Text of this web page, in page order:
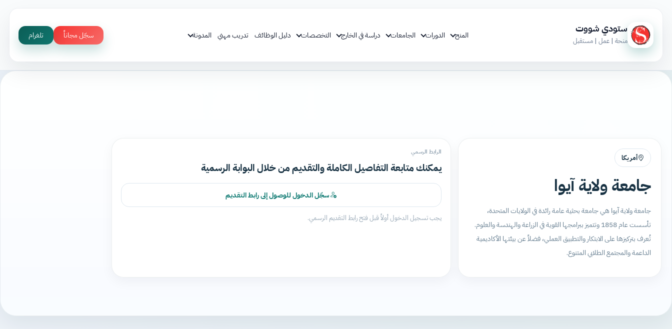
ستودي شووت
منحة | عمل | مستقبل
المنح الدورات الجامعات دراسة في الخارج التخصصات دليل الوظائف تدريب مهني المدونة سجّل مجاناً تلغرام
أمريكا
جامعة ولاية آيوا
جامعة ولاية آيوا هي جامعة بحثية عامة رائدة في الولايات المتحدة،
تأسست عام 1858 وتتميز ببرامجها القوية في الزراعة والهندسة والعلوم.
تُعرف بتركيزها على الابتكار والتطبيق العملي، فضلاً عن بيئتها الأكاديمية
الداعمة والمجتمع الطلابي المتنوع.
الرابط الرسمي
يمكنك متابعة التفاصيل الكاملة والتقديم من خلال البوابة الرسمية
سجّل الدخول للوصول إلى رابط التقديم
يجب تسجيل الدخول أولاً قبل فتح رابط التقديم الرسمي.